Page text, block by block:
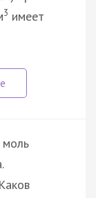
3 имеет
моль